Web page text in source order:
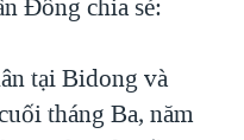
Đông chia sẻ:
tại Bidong và
tháng Ba, năm